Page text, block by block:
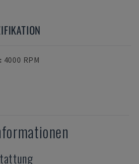
: 4000 RPM